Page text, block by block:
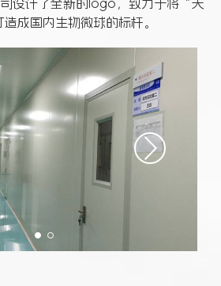
设计了全新的logo，致力于将“天
成国内生物微球的标杆。